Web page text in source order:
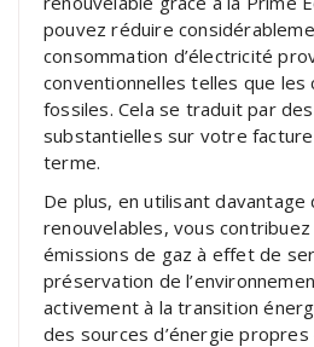
pouvez réduire
consommation d’électricité
conventionnelles telles que les
fossiles. Cela se traduit par
substantielles sur votre
terme.
De plus, en utilisant davantage
renouvelables, vous
émissions de gaz à effet de
préservation de
activement à la transition
des sources d’énergie